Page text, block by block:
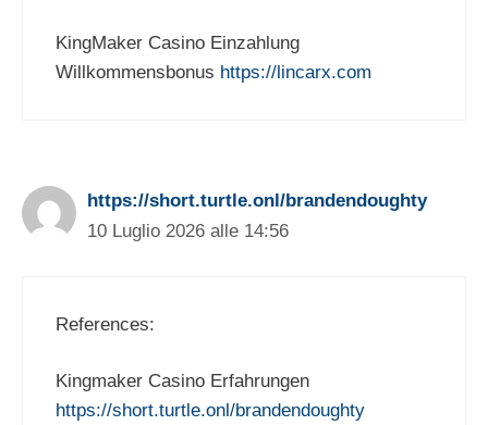
KingMaker Casino Einzahlung
Willkommensbonus https://lincarx.com
https://short.turtle.onl/brandendoughty
10 Luglio 2026 alle 14:56
References:
Kingmaker Casino Erfahrungen
https://short.turtle.onl/brandendoughty